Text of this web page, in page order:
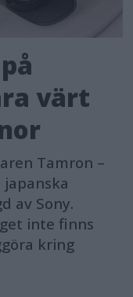
värt
Tamron –
av Sony.
inte finns
kring